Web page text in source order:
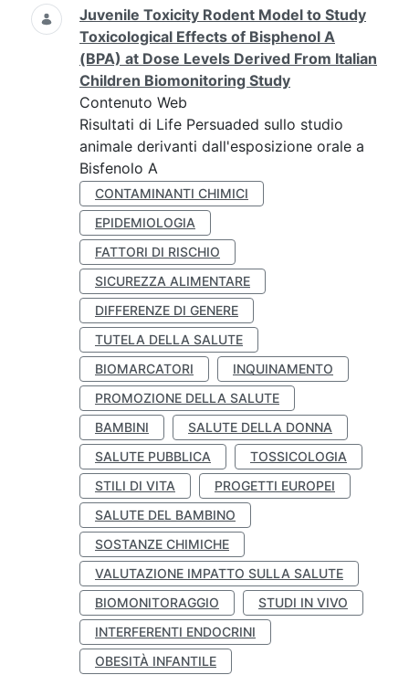
Juvenile Toxicity Rodent Model to Study
Toxicological Effects of Bisphenol A
(BPA) at Dose Levels Derived From Italian
Children Biomonitoring Study
Contenuto Web
Risultati di Life Persuaded sullo studio
animale derivanti dall'esposizione orale a
Bisfenolo A
CONTAMINANTI CHIMICI
EPIDEMIOLOGIA
FATTORI DI RISCHIO
SICUREZZA ALIMENTARE
DIFFERENZE DI GENERE
TUTELA DELLA SALUTE
BIOMARCATORI
INQUINAMENTO
PROMOZIONE DELLA SALUTE
BAMBINI
SALUTE DELLA DONNA
SALUTE PUBBLICA
TOSSICOLOGIA
STILI DI VITA
PROGETTI EUROPEI
SALUTE DEL BAMBINO
SOSTANZE CHIMICHE
VALUTAZIONE IMPATTO SULLA SALUTE
BIOMONITORAGGIO
STUDI IN VIVO
INTERFERENTI ENDOCRINI
OBESITÀ INFANTILE